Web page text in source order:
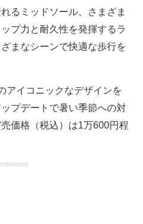
るミッドソール、さまざま
プ力と耐久性を発揮するラ
まなシーンで快適な歩行を
イコニックなデザインを
プデートで暑い季節への対
価格（税込）は1万600円程